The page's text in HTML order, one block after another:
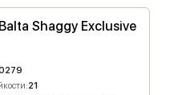
Shaggy Exclusive
21